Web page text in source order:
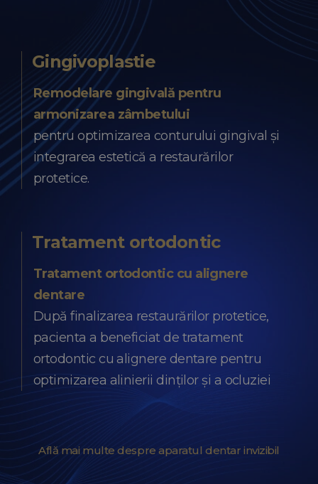
Gingivoplastie
Remodelare gingivală pentru
armonizarea zâmbetului
pentru optimizarea conturului gingival și
integrarea estetică a restaurărilor
protetice.
Tratament ortodontic
Tratament ortodontic cu alignere
dentare
După finalizarea restaurărilor protetice,
pacienta a beneficiat de tratament
ortodontic cu alignere dentare pentru
optimizarea alinierii dinților și a ocluziei
Află mai multe despre aparatul dentar invizibil